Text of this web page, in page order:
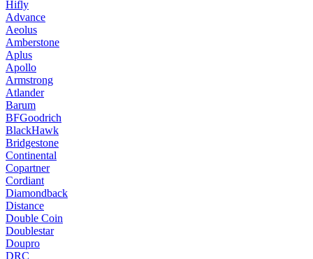
Hifly
Advance
Aeolus
Amberstone
Aplus
Apollo
Armstrong
Atlander
Barum
BFGoodrich
BlackHawk
Bridgestone
Continental
Copartner
Cordiant
Diamondback
Distance
Double Coin
Doublestar
Doupro
DRC